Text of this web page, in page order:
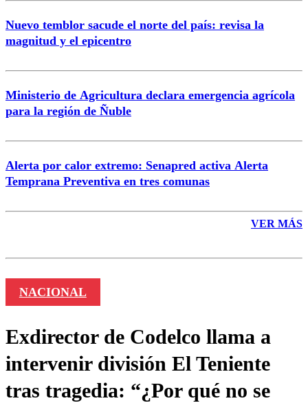
Nuevo temblor sacude el norte del país: revisa la
magnitud y el epicentro
Ministerio de Agricultura declara emergencia agrícola
para la región de Ñuble
Alerta por calor extremo: Senapred activa Alerta
Temprana Preventiva en tres comunas
VER MÁS
NACIONAL
Exdirector de Codelco llama a
intervenir división El Teniente
tras tragedia: “¿Por qué no se